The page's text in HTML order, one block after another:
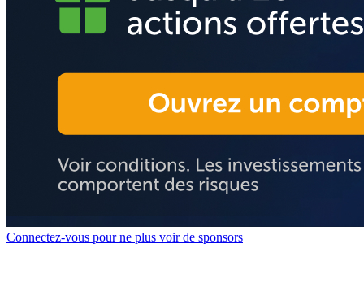
Connectez-vous pour ne plus voir de sponsors